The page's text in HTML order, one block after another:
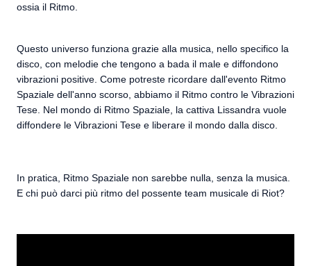
ossia il Ritmo.
Questo universo funziona grazie alla musica, nello specifico la
disco, con melodie che tengono a bada il male e diffondono
vibrazioni positive. Come potreste ricordare dall'evento Ritmo
Spaziale dell'anno scorso, abbiamo il Ritmo contro le Vibrazioni
Tese. Nel mondo di Ritmo Spaziale, la cattiva Lissandra vuole
diffondere le Vibrazioni Tese e liberare il mondo dalla disco.
In pratica, Ritmo Spaziale non sarebbe nulla, senza la musica.
E chi può darci più ritmo del possente team musicale di Riot?